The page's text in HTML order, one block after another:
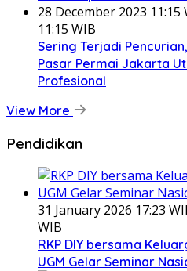
28 December 2023 11:15
11:15 WIB
Sering Terjadi
Pasar Permai Jakarta
Profesional
View More
Pendidikan
31 January 2026 17:23
WIB
RKP DIY bersama
UGM Gelar Seminar